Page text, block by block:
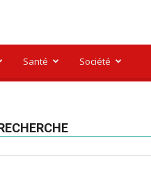
Santé Société